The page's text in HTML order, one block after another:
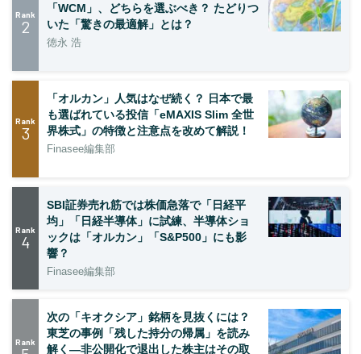
Rank
2
「WCM」、どちらを選ぶべき？ たどりつ
いた「驚きの最適解」とは？
徳永 浩
Rank
3
「オルカン」人気はなぜ続く？ 日本で最
も選ばれている投信「eMAXIS Slim 全世
界株式」の特徴と注意点を改めて解説！
Finasee編集部
Rank
4
SBI証券売れ筋では株価急落で「日経平
均」「日経半導体」に試練、半導体ショ
ックは「オルカン」「S&P500」にも影
響？
Finasee編集部
Rank
次の「キオクシア」銘柄を見抜くには？
東芝の事例「残した持分の帰属」を読み
解く—非公開化で退出した株主はその取